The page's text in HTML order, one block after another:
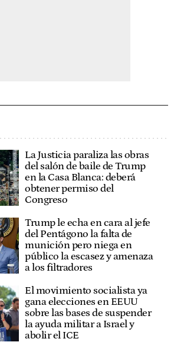
La Justicia paraliza las obras
del salón de baile de Trump
en la Casa Blanca: deberá
obtener permiso del
Congreso
Trump le echa en cara al jefe
del Pentágono la falta de
munición pero niega en
público la escasez y amenaza
a los filtradores
El movimiento socialista ya
gana elecciones en EEUU
sobre las bases de suspender
la ayuda militar a Israel y
abolir el ICE